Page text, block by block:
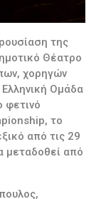
της
Θέατρο
χορηγών
Ομάδα
το
από τις 29
μεταδοθεί από